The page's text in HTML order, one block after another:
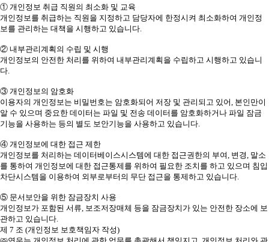
① 개인정보 취급 직원의 최소화 및 교육
개인정보를 취급하는 직원을 지정하고 담당자에 한정시켜 최소화하여 개인정
보를 관리하는 대책을 시행하고 있습니다.
② 내부관리계획의 수립 및 시행
개인정보의 안전한 처리를 위하여 내부관리계획을 수립하고 시행하고 있습니
다.
③ 개인정보의 암호화
이용자의 개인정보는 비밀번호는 암호화되어 저장 및 관리되고 있어, 본인만이
알 수 있으며 중요한 데이터는 파일 및 전송 데이터를 암호화하거나 파일 잠금
기능을 사용하는 등의 별도 보안기능을 사용하고 있습니다.
④ 개인정보에 대한 접근 제한
개인정보를 처리하는 데이터베이스시스템에 대한 접근권한의 부여, 변경, 말소
를 통하여 개인정보에 대한 접근통제를 위하여 필요한 조치를 하고 있으며 침입
차단시스템을 이용하여 외부로부터의 무단 접근을 통제하고 있습니다.
⑤ 문서보안을 위한 잠금장치 사용
개인정보가 포함된 서류, 보조저장매체 등을 잠금장치가 있는 안전한 장소에 보
관하고 있습니다.
제 7 조 (개인정보 보호책임자 작성)